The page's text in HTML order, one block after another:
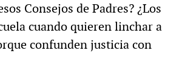
Consejos de Padres? ¿Los
cuando quieren linchar a
confunden justicia con